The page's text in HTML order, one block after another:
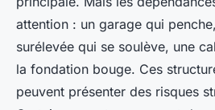
attention : un garage qui
surélevée qui se soulève, une
la fondation bouge. Ces
peuvent présenter des risques